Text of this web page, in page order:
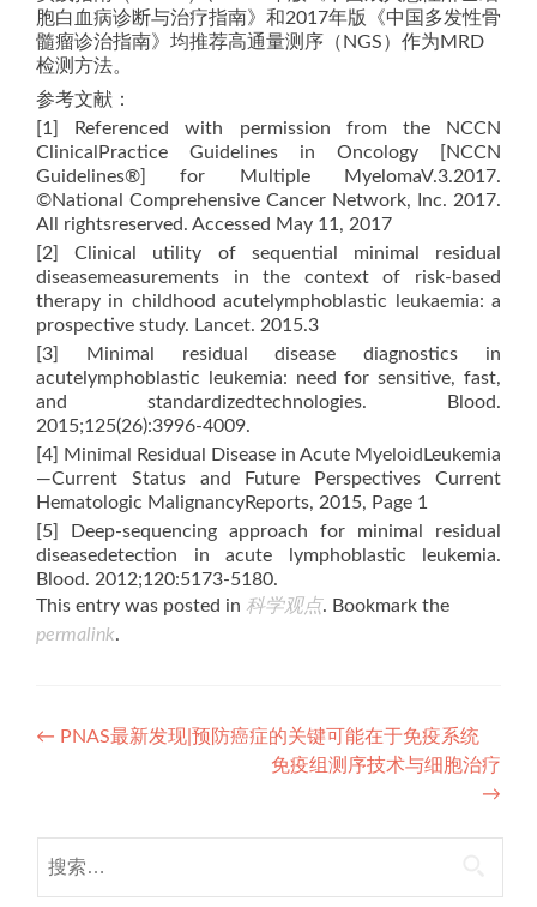
胞白血病诊断与治疗指南》和2017年版《中国多发性骨
髓瘤诊治指南》均推荐高通量测序（NGS）作为MRD
检测方法。
参考文献：
[1] Referenced with permission from the NCCN
ClinicalPractice Guidelines in Oncology [NCCN
Guidelines®] for Multiple MyelomaV.3.2017.
©National Comprehensive Cancer Network, Inc. 2017.
All rightsreserved. Accessed May 11, 2017
[2] Clinical utility of sequential minimal residual
diseasemeasurements in the context of risk-based
therapy in childhood acutelymphoblastic leukaemia: a
prospective study. Lancet. 2015.3
[3] Minimal residual disease diagnostics in
acutelymphoblastic leukemia: need for sensitive, fast,
and standardizedtechnologies. Blood.
2015;125(26):3996-4009.
[4] Minimal Residual Disease in Acute MyeloidLeukemia
—Current Status and Future Perspectives Current
Hematologic MalignancyReports, 2015, Page 1
[5] Deep-sequencing approach for minimal residual
diseasedetection in acute lymphoblastic leukemia.
Blood. 2012;120:5173-5180.
This entry was posted in 科学观点. Bookmark the
permalink.
Post
← PNAS最新发现|预防癌症的关键可能在于免疫系统
免疫组测序技术与细胞治疗
→
索：